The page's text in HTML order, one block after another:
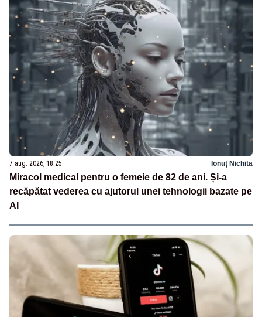
7 aug. 2026, 18:25 Ionuț Nichita
Miracol medical pentru o femeie de 82 de ani. Și-a
recăpătat vederea cu ajutorul unei tehnologii bazate pe
AI